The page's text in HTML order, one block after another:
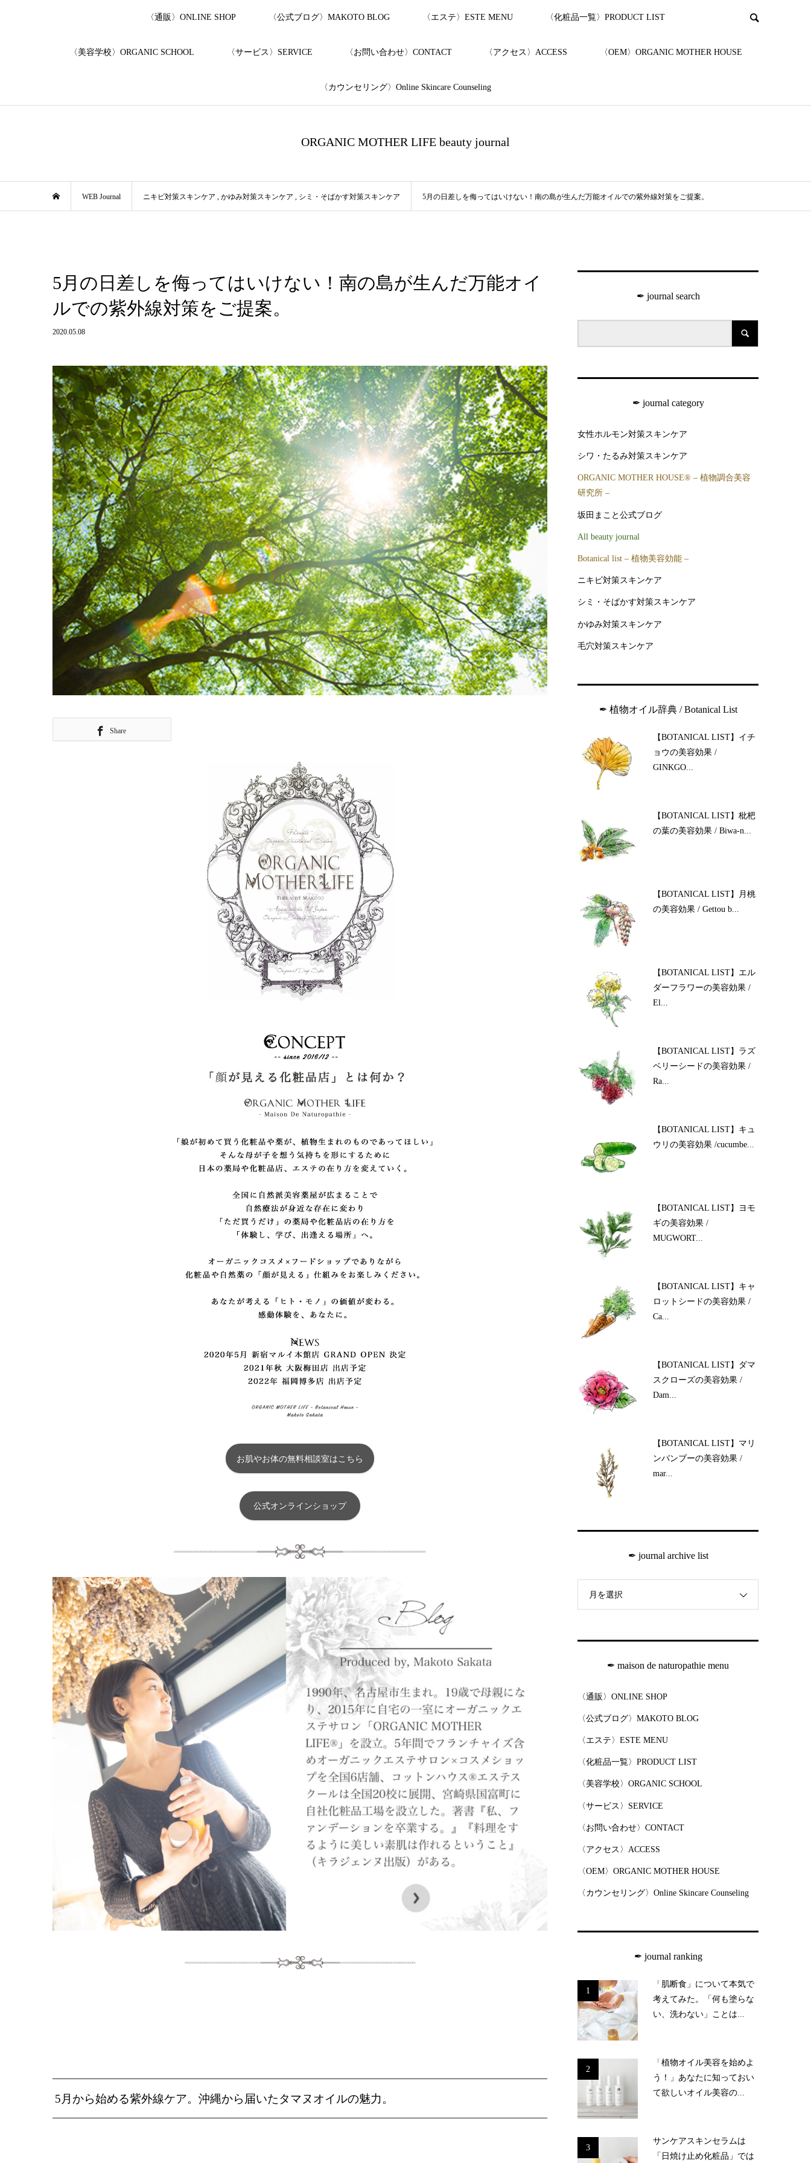
〈通販〉ONLINE SHOP 〈公式ブログ〉MAKOTO BLOG 〈エステ〉ESTE MENU 〈化粧品一覧〉PRODUCT LIST
〈美容学校〉ORGANIC SCHOOL 〈サービス〉SERVICE 〈お問い合わせ〉CONTACT 〈アクセス〉ACCESS 〈OEM〉ORGANIC MOTHER HOUSE
〈カウンセリング〉Online Skincare Counseling
ORGANIC MOTHER LIFE beauty journal
WEB Journal ニキビ対策スキンケア , かゆみ対策スキンケア , シミ・そばかす対策スキンケア 5月の日差しを侮ってはいけない！南の島が生んだ万能オイルでの紫外線対策をご提案。
5月の日差しを侮ってはいけない！南の島が生んだ万能オイ
ルでの紫外線対策をご提案。
2020.05.08
Share
お肌やお体の無料相談室はこちら
公式オンラインショップ
5月から始める紫外線ケア。沖縄から届いたタマヌオイルの魅力。
✒︎ journal search
✒︎ journal category
女性ホルモン対策スキンケア
シワ・たるみ対策スキンケア
ORGANIC MOTHER HOUSE®︎ – 植物調合美容
研究所 –
坂田まこと公式ブログ
All beauty journal
Botanical list – 植物美容効能 –
ニキビ対策スキンケア
シミ・そばかす対策スキンケア
かゆみ対策スキンケア
毛穴対策スキンケア
✒︎ 植物オイル辞典 / Botanical List
【BOTANICAL LIST】イチ
ョウの美容効果 /
GINKGO...
【BOTANICAL LIST】枇杷
の葉の美容効果 / Biwa-n...
【BOTANICAL LIST】月桃
の美容効果 / Gettou b...
【BOTANICAL LIST】エル
ダーフラワーの美容効果 /
El...
【BOTANICAL LIST】ラズ
ベリーシードの美容効果 /
Ra...
【BOTANICAL LIST】キュ
ウリの美容効果 /cucumbe...
【BOTANICAL LIST】ヨモ
ギの美容効果 /
MUGWORT...
【BOTANICAL LIST】キャ
ロットシードの美容効果 /
Ca...
【BOTANICAL LIST】ダマ
スクローズの美容効果 /
Dam...
【BOTANICAL LIST】マリ
ンバンブーの美容効果 /
mar...
✒︎ journal archive list
月を選択
✒︎ maison de naturopathie menu
〈通販〉ONLINE SHOP
〈公式ブログ〉MAKOTO BLOG
〈エステ〉ESTE MENU
〈化粧品一覧〉PRODUCT LIST
〈美容学校〉ORGANIC SCHOOL
〈サービス〉SERVICE
〈お問い合わせ〉CONTACT
〈アクセス〉ACCESS
〈OEM〉ORGANIC MOTHER HOUSE
〈カウンセリング〉Online Skincare Counseling
✒︎ journal ranking
1
「肌断食」について本気で
考えてみた。「何も塗らな
い、洗わない」ことは...
2
「植物オイル美容を始めよ
う！」あなたに知っておい
て欲しいオイル美容の...
3
サンケアスキンセラムは
「日焼け止め化粧品」では